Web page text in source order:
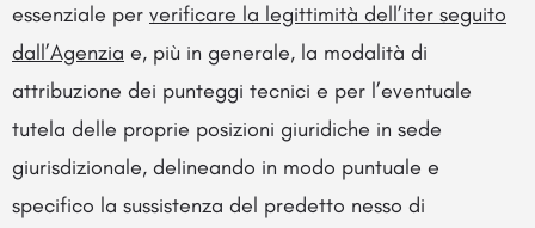
essenziale per verificare la legittimità dell’iter seguito
dall’Agenzia e, più in generale, la modalità di
attribuzione dei punteggi tecnici e per l’eventuale
tutela delle proprie posizioni giuridiche in sede
giurisdizionale, delineando in modo puntuale e
specifico la sussistenza del predetto nesso di